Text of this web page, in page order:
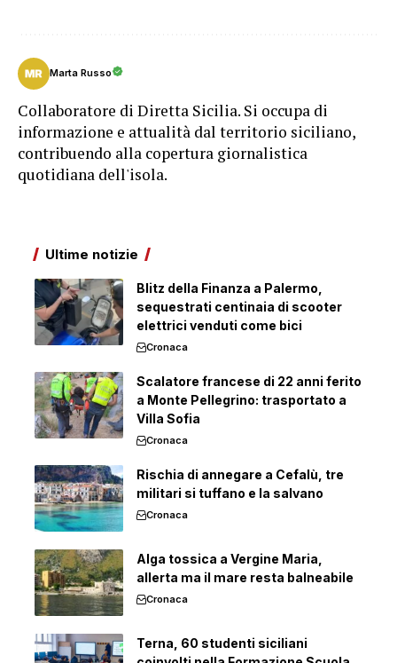
Marta Russo
Collaboratore di Diretta Sicilia. Si occupa di
informazione e attualità dal territorio siciliano,
contribuendo alla copertura giornalistica
quotidiana dell'isola.
Ultime notizie
Blitz della Finanza a Palermo,
sequestrati centinaia di scooter
elettrici venduti come bici
Cronaca
Scalatore francese di 22 anni ferito
a Monte Pellegrino: trasportato a
Villa Sofia
Cronaca
Rischia di annegare a Cefalù, tre
militari si tuffano e la salvano
Cronaca
Alga tossica a Vergine Maria,
allerta ma il mare resta balneabile
Cronaca
Terna, 60 studenti siciliani